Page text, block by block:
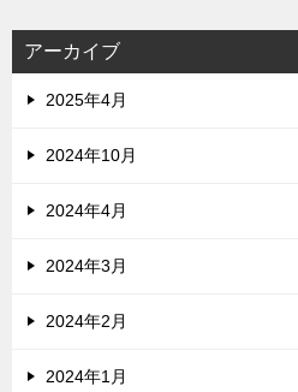
アーカイブ
2025年4月
2024年10月
2024年4月
2024年3月
2024年2月
2024年1月